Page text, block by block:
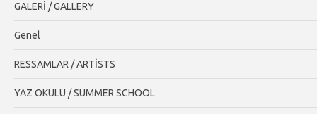
GALERİ / GALLERY
Genel
RESSAMLAR / ARTİSTS
YAZ OKULU / SUMMER SCHOOL